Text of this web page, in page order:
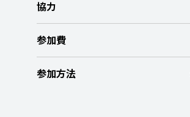
協力
参加費
参加方法